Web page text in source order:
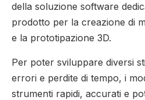
della soluzione software
prodotto per la creazione di
e la prototipazione 3D.
Per poter sviluppare diversi
errori e perdite di tempo, i
strumenti rapidi, accurati e